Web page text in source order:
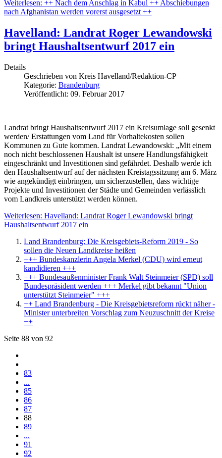
Weiterlesen: ++ Nach dem Anschlag in Kabul ++ Abschiebungen
nach Afghanistan werden vorerst ausgesetzt ++
Havelland: Landrat Roger Lewandowski
bringt Haushaltsentwurf 2017 ein
Details
Geschrieben von Kreis Havelland/Redaktion-CP
Kategorie: Brandenburg
Veröffentlicht: 09. Februar 2017
Landrat bringt Haushaltsentwurf 2017 ein Kreisumlage soll gesenkt
werden/ Erstattungen vom Land für Vorhaltekosten sollen
Kommunen zu Gute kommen. Landrat Lewandowski: „Mit einem
noch nicht beschlossenen Haushalt ist unsere Handlungsfähigkeit
eingeschränkt und Investitionen sind gefährdet. Deshalb werde ich
den Haushaltsentwurf auf der nächsten Kreistagssitzung am 6. März
wie angekündigt einbringen, um sicherzustellen, dass wichtige
Projekte und Investitionen der Städte und Gemeinden verlässlich
vom Landkreis unterstützt werden können.
Weiterlesen: Havelland: Landrat Roger Lewandowski bringt
Haushaltsentwurf 2017 ein
Land Brandenburg: Die Kreisgebiets-Reform 2019 - So
sollen die Neuen Landkreise heißen
+++ Bundeskanzlerin Angela Merkel (CDU) wird erneut
kandidieren +++
+++ Bundesaußenminister Frank Walt Steinmeier (SPD) soll
Bundespräsident werden +++ Merkel gibt bekannt "Union
unterstützt Steinmeier" +++
++ Land Brandenburg - Die Kreisgebietsreform rückt näher -
Minister unterbreiten Vorschlag zum Neuzuschnitt der Kreise
++
Seite 88 von 92
83
...
85
86
87
88
89
...
91
92